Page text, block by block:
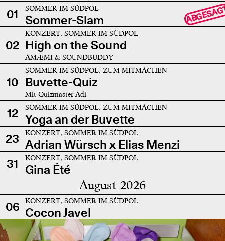
01 SOMMER IM SÜDPOL
Sommer-Slam
02
KONZERT, SOMMER IM SÜDPOL
High on the Sound
AMÆMI & SOUNDBUDDY
10
SOMMER IM SÜDPOL, ZUM MITMACHEN
Buvette-Quiz
Mit Quizmaster Adi
12 SOMMER IM SÜDPOL, ZUM MITMACHEN
Yoga an der Buvette
23
KONZERT, SOMMER IM SÜDPOL
Adrian Würsch x Elias Menzi
31
KONZERT, SOMMER IM SÜDPOL
Gina Été
August 2026
06 KONZERT, SOMMER IM SÜDPOL
Cocon Javel